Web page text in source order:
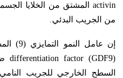
activin المشتق من الخلايا
من الجريب البدئي.
إن عامل النمو التمايزي (9) المشتق من البيضة
differentiation factor (GDF9)
السطح الخارجي للجريب